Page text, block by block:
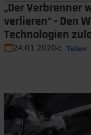
„Der Verbrenner
verlieren“ - Den
Technologien
24.01.2020 Teilen